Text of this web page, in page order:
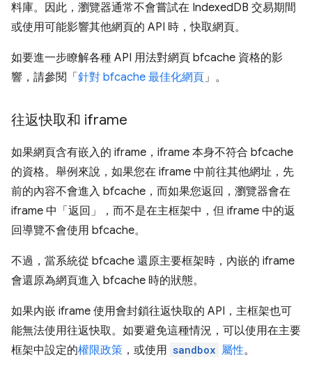
料庫。因此，瀏覽器通常不會嘗試在 IndexedDB 交易期間
或使用可能影響其他網頁的 API 時，快取網頁。
如要進一步瞭解各種 API 用法對網頁 bfcache 資格的影
響，請參閱「 針對 bfcache 最佳化網頁」。
往返快取和 iframe
如果網頁含有嵌入的 iframe，iframe 本身不符合 bfcache
的資格。舉例來說，如果您在 iframe 中前往其他網址，先
前的內容不會進入 bfcache，而如果您返回，瀏覽器會在
iframe 中「返回」，而不是在主框架中，但 iframe 中的返
回導覽不會使用 bfcache。
不過，當系統從 bfcache 還原主要框架時，內嵌的 iframe
會還原為網頁進入 bfcache 時的狀態。
如果內嵌 iframe 使用會封鎖往返快取的 API，主框架也可
能無法使用往返快取。如要避免這種情況，可以使用在主要
框架中設定的權限政策 ，或使用 sandbox 屬性。